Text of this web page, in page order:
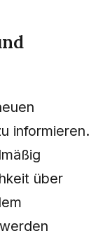
informieren.
über